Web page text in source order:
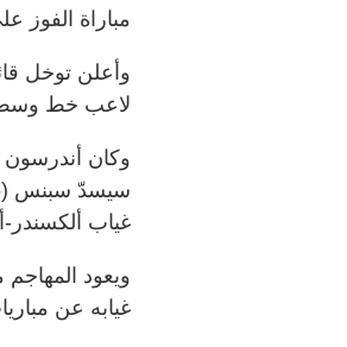
مباراة الفوز على ريال
لاعب خط وسط
غياب ألكسندر-
ويعود
غيابه عن